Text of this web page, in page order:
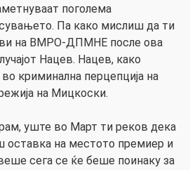
поголема
Па како мислиш да ти
на ВМРО-ДПМНЕ после ова
Нацев. Нацев, како
криминална перцепција на
на Мицкоски.
уште во Март ти реков дека
оставка на местото премиер и
сега се ќе беше поинаку за